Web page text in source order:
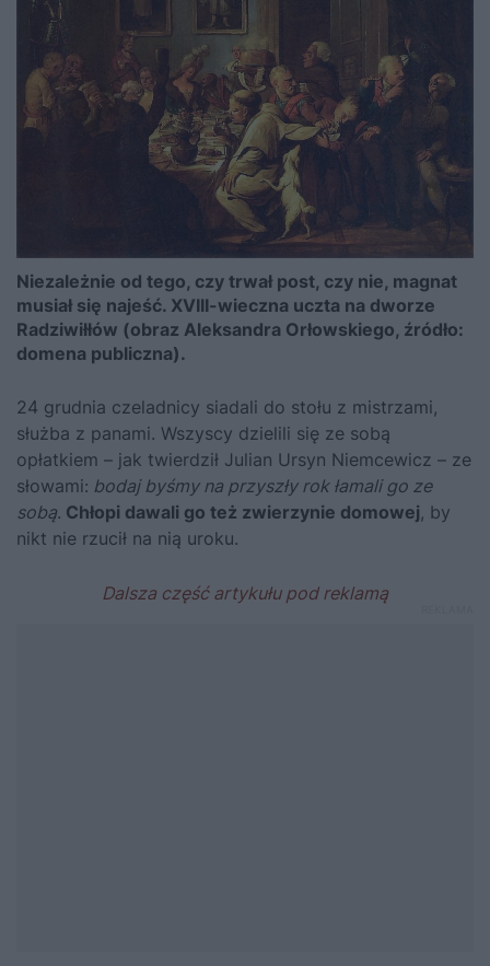
Niezależnie od tego, czy trwał post, czy nie, magnat
musiał się najeść. XVIII-wieczna uczta na dworze
Radziwiłłów (obraz Aleksandra Orłowskiego, źródło:
domena publiczna).
24 grudnia czeladnicy siadali do stołu z mistrzami,
służba z panami. Wszyscy dzielili się ze sobą
opłatkiem – jak twierdził Julian Ursyn Niemcewicz – ze
słowami: bodaj byśmy na przyszły rok łamali go ze
sobą. Chłopi dawali go też zwierzynie domowej, by
nikt nie rzucił na nią uroku.